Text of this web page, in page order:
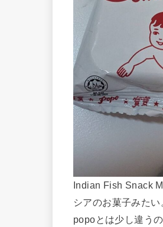
Indian Fish Snack
シアのお菓子みた
popoとは少し違う